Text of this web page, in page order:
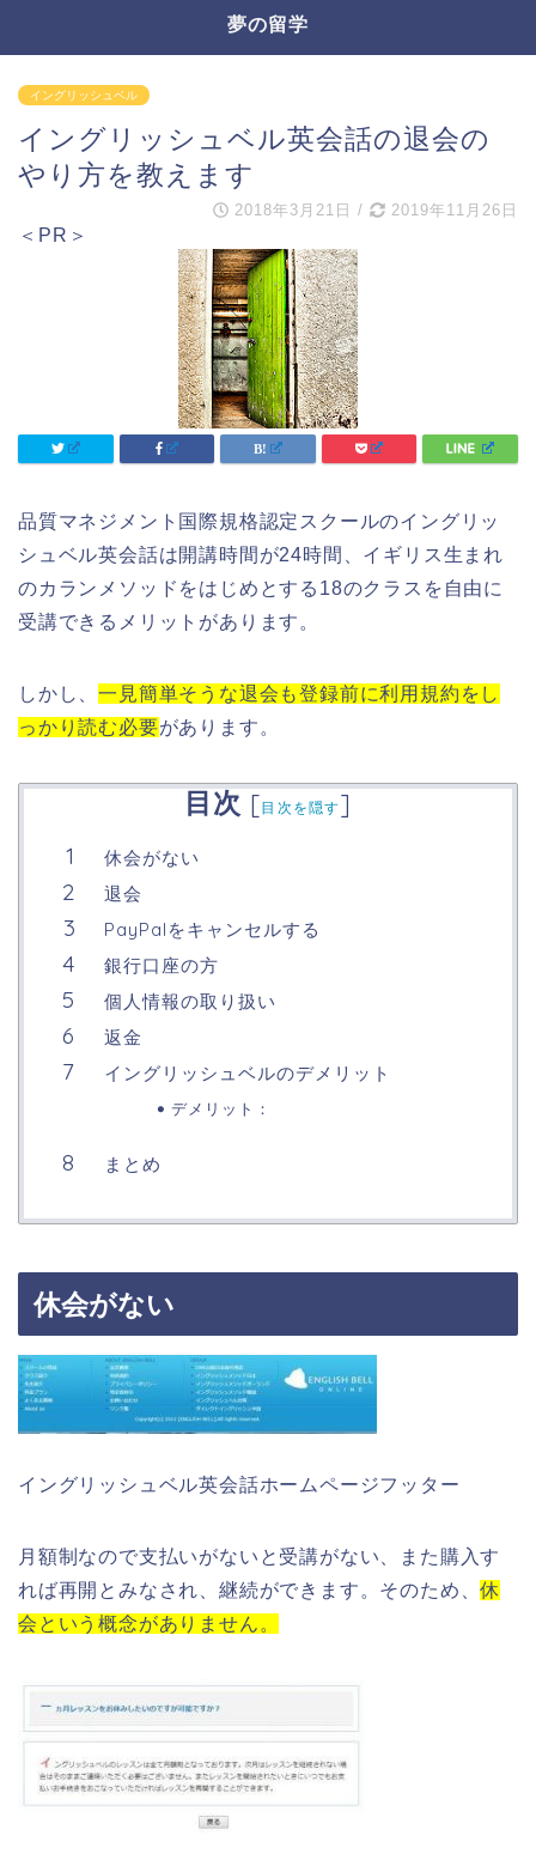
夢の留学
イングリッシュベル
イングリッシュベル英会話の退会の
やり方を教えます
2018年3月21日 / 2019年11月26日
＜PR＞
品質マネジメント国際規格認定スクールのイングリッ
シュベル英会話は開講時間が24時間、イギリス生まれ
のカランメソッドをはじめとする18のクラスを自由に
受講できるメリットがあります。
しかし、一見簡単そうな退会も登録前に利用規約をし
っかり読む必要があります。
目次 [目次を隠す]
休会がない
退会
PayPalをキャンセルする
銀行口座の方
個人情報の取り扱い
返金
イングリッシュベルのデメリット
デメリット：
まとめ
休会がない
イングリッシュベル英会話ホームページフッター
月額制なので支払いがないと受講がない、また購入す
れば再開とみなされ、継続ができます。そのため、休
会という概念がありません。